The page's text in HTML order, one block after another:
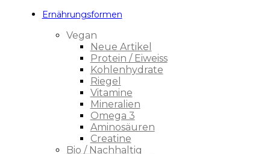
Ernährungsformen
Vegan
Neue Artikel
Protein / Eiweiss
Kohlenhydrate
Riegel
Vitamine
Mineralien
Omega 3
Aminosäuren
Creatine
Bio / Nachhaltig